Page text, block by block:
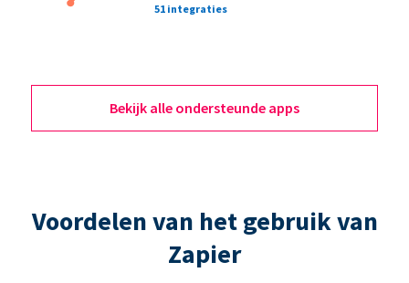
51 integraties
Bekijk alle ondersteunde apps
Voordelen van het gebruik van
Zapier